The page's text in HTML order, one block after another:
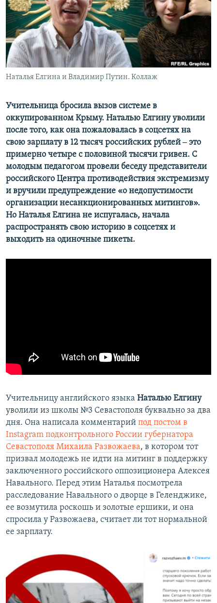
ПОБЕДИТЕЛЕЙ НЕ СУДЯТ?
КРЫМ.НЕПОКОРЕННЫЙ
ELIFBE
УКРАИНСКАЯ ПРОБЛЕМА КРЫМА
ПРИСОЕДИНЯЙТЕСЬ!
Все сайты RFE/RL
Наталья Елгина и Владимир Путин. Коллаж
Учительница бросила вызов системе в
оккупированном Крыму. Наталью Елгину уволили
после того, как она пожаловалась в соцсетях на
свою зарплату в 12 тысяч российских рублей‒ это
примерно четыре с половиной тысячи гривен. С
молодым педагогом провели беседу представители
российского Центра противодействия экстремизму
и вручили предупреждение «о недопустимости
организации несанкционированных митингов».
Но Наталья Елгина не испугалась, начала
распространять свою историю в соцсетях и
выходить на одиночные пикеты.
Учительницу английского языка Наталью Елгину
уволили из школы №3 Севастополя буквально за два
дня. Она написала комментарий под постом в
Instagram подконтрольного России губернатора
Севастополя Михаила Развожаева, в котором тот
призвал молодежь не идти на митинг в поддержку
заключенного российского оппозиционера Алексея
Навального. Перед этим Наталья посмотрела
расследование Навального о дворце в Геленджике,
ее возмутила роскошь и золотые ершики, и она
спросила у Развожаева, считает ли тот нормальной
ее зарплату.